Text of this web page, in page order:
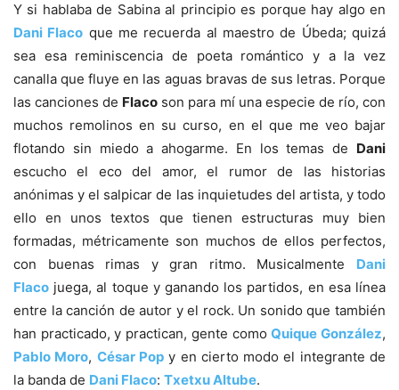
Y si hablaba de Sabina al principio es porque hay algo en
Dani Flaco que me recuerda al maestro de Úbeda; quizá
sea esa reminiscencia de poeta romántico y a la vez
canalla que fluye en las aguas bravas de sus letras. Porque
las canciones de Flaco son para mí una especie de río, con
muchos remolinos en su curso, en el que me veo bajar
flotando sin miedo a ahogarme. En los temas de Dani
escucho el eco del amor, el rumor de las historias
anónimas y el salpicar de las inquietudes del artista, y todo
ello en unos textos que tienen estructuras muy bien
formadas, métricamente son muchos de ellos perfectos,
con buenas rimas y gran ritmo. Musicalmente Dani
Flaco juega, al toque y ganando los partidos, en esa línea
entre la canción de autor y el rock. Un sonido que también
han practicado, y practican, gente comoQuique González,
Pablo Moro, César Popy en cierto modo el integrante de
la banda de Dani Flaco: Txetxu Altube.